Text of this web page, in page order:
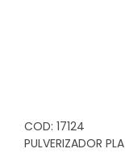
COD: 17124
PULVERIZADOR PLA